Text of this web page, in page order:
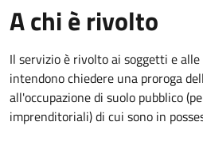
A chi è rivolto
Il servizio è rivolto ai soggetti e alle
intendono chiedere una proroga
all'occupazione di suolo pubblico
imprenditoriali) di cui sono in